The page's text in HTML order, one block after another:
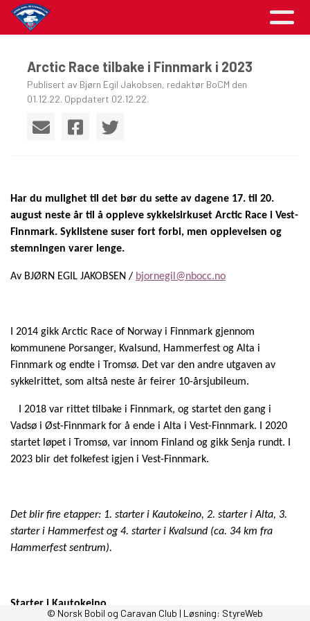
Arctic Race tilbake i Finnmark i 2023
Publisert av Bjørn Egil Jakobsen, redaktør BoCM den
01.12.22. Oppdatert 02.12.22.
Har du mulighet til det bør du sette av dagene 17. til 20.
august neste år til å oppleve sykkelsirkuset Arctic Race i Vest-
Finnmark. Syklistene suser fort forbi, men opplevelsen og
stemningen varer lenge.
Av BJØRN EGIL JAKOBSEN / bjornegil@nbocc.no
I 2014 gikk Arctic Race of Norway i Finnmark gjennom
kommunene Porsanger, Kvalsund, Hammerfest og Alta i
Finnmark og endte i Tromsø. Det var den andre utgaven av
sykkelrittet, som altså neste år feirer 10-årsjubileum.
I 2018 var rittet tilbake i Finnmark, og startet den gang i
Vadsø i Øst-Finnmark for å ende i Alta i Vest-Finnmark. I 2020
startet løpet i Tromsø, var innom Finland og gikk Senja rundt. I
2023 blir det folkefest igjen i Vest-Finnmark.
Det blir fire etapper: 1. starter i Kautokeino, 2. starter i Alta, 3.
starter i Hammerfest og 4. starter i Kvalsund (ca. 34 km fra
Hammerfest sentrum).
Starter i Kautokeino
© Norsk Bobil og Caravan Club | Løsning: StyreWeb